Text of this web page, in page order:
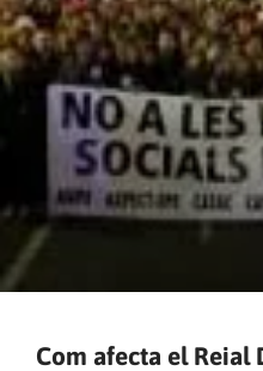
Com afecta el Reial